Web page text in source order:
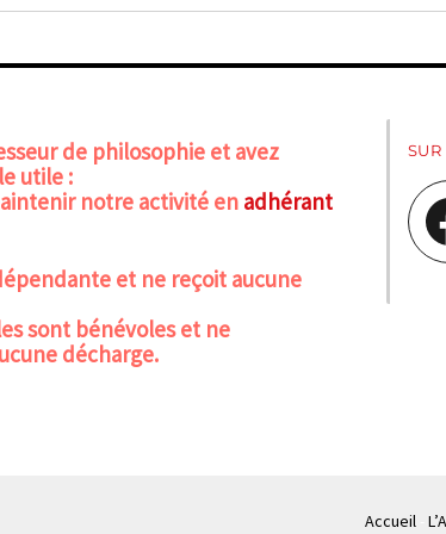
de philosophie et avez
utile :
notre activité en adhérant
et ne reçoit aucune
sont bénévoles et ne
décharge.
SUR
Accueil